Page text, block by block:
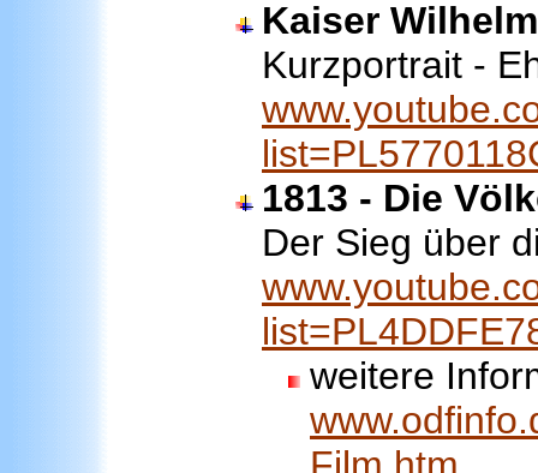
Kaiser
Kurzportrait -
1813 - Die
Der Sieg über
weitere